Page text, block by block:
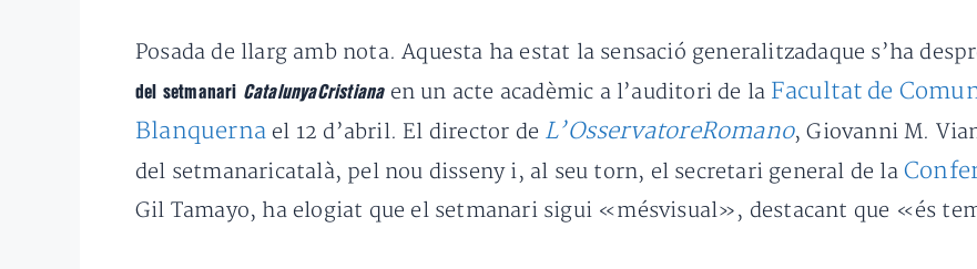
Posada de llarg amb nota. Aquesta ha estat la sensació generalitzadaque s’ha
del setmanari CatalunyaCristianaen un acte acadèmic a l’auditori de la Facultat de
Blanquerna el 12 d’abril. El director de L’OsservatoreRomano, Giovanni M.
del setmanaricatalà, pel nou disseny i, al seu torn, el secretari general de la
Gil Tamayo, ha elogiat que el setmanari sigui «mésvisual», destacant que «és